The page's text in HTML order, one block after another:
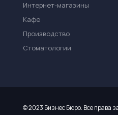
Интернет-магазины
Кафе
Производство
Стоматологии
© 2023 Бизнес Бюро. Все права